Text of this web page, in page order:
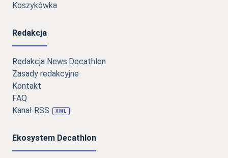
Koszykówka
Redakcja
Redakcja News.Decathlon
Zasady redakcyjne
Kontakt
FAQ
Kanał RSS
XML
Ekosystem Decathlon